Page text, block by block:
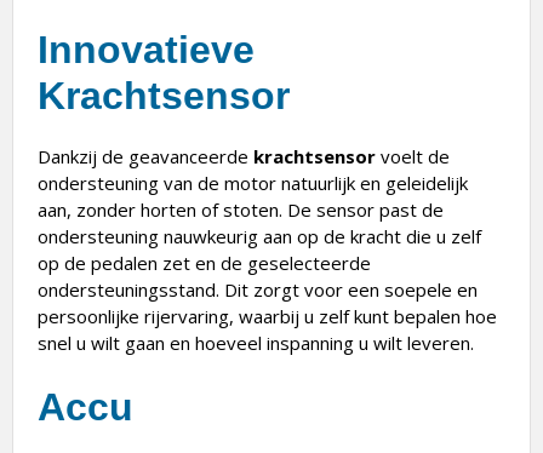
Innovatieve
Krachtsensor
Dankzij de geavanceerde krachtsensor voelt de
ondersteuning van de motor natuurlijk en geleidelijk
aan, zonder horten of stoten. De sensor past de
ondersteuning nauwkeurig aan op de kracht die u zelf
op de pedalen zet en de geselecteerde
ondersteuningsstand. Dit zorgt voor een soepele en
persoonlijke rijervaring, waarbij u zelf kunt bepalen hoe
snel u wilt gaan en hoeveel inspanning u wilt leveren.
Accu